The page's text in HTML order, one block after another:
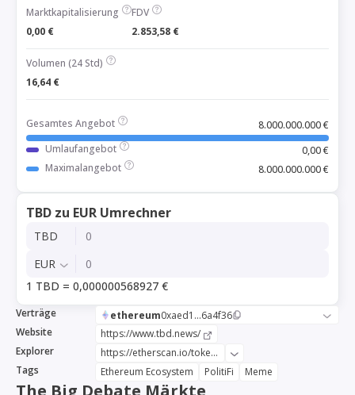
Marktkapitalisierung
0,00 €
FDV
2.853,58 €
Volumen (24 Std)
16,64 €
Gesamtes Angebot
8.000.000.000 €
Umlaufangebot
0,00 €
Maximalangebot
8.000.000.000 €
TBD zu EUR Umrechner
TBD
EUR
1 TBD = 0,000000568927 €
Verträge ethereum0xaed1...6a4f36
Website
https://www.tbd.news/
Explorer
https://etherscan.io/token/0xaed18826655bf9167a377c8647132a937d6a4f36
Tags
Ethereum Ecosystem PolitiFi Meme
The Big Debate Märkte